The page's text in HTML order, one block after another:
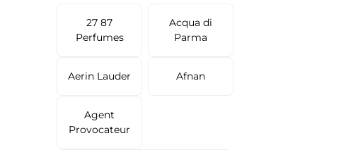
27 87
Perfumes
Acqua di
Parma
Aerin Lauder Afnan
Agent
Provocateur